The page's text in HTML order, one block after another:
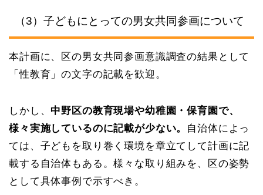
（3）子どもにとっての男女共同参画について
本計画に、区の男女共同参画意識調査の結果として
「性教育」の文字の記載を歓迎。
しかし、 中野区の教育現場や幼稚園・保育園で、
様々実施しているのに記載が少ない。 自治体によっ
ては、子どもを取り巻く環境を章立てして計画に記
載する自治体もある。様々な取り組みを、区の姿勢
として具体事例で示すべき。